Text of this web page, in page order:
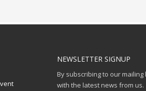
NEWSLETTER SIGNUP
By subscribing to our
with the latest news from us.